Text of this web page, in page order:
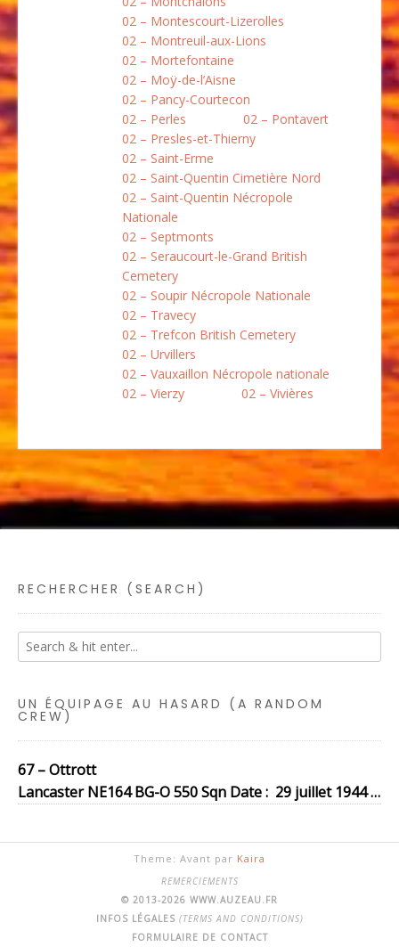
02 – Montescourt-Lizerolles
02 – Montreuil-aux-Lions
02 – Mortefontaine
02 – Moÿ-de-l’Aisne
02 – Pancy-Courtecon
02 – Perles
02 – Pontavert
02 – Presles-et-Thierny
02 – Saint-Erme
02 – Saint-Quentin Cimetière Nord
02 – Saint-Quentin Nécropole
Nationale
02 – Septmonts
02 – Seraucourt-le-Grand British
Cemetery
02 – Soupir Nécropole Nationale
02 – Travecy
02 – Trefcon British Cemetery
02 – Urvillers
02 – Vauxaillon Nécropole nationale
02 – Vierzy
02 – Vivières
RECHERCHER (SEARCH)
UN ÉQUIPAGE AU HASARD (A RANDOM
CREW)
67 – Ottrott
Lancaster NE164 BG-O 550 Sqn Date : 29 juillet 1944 …
Theme: Avant par Kaira
REMERCIEMENTS
© 2013-2026 WWW.AUZEAU.FR
INFOS LÉGALES (TERMS AND CONDITIONS)
FORMULAIRE DE CONTACT